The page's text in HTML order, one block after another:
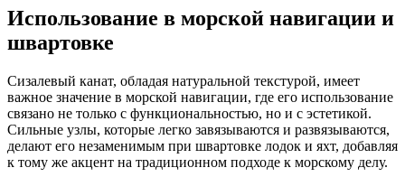
Использование в морской навигации и
швартовке
Сизалевый канат, обладая натуральной текстурой, имеет
важное значение в морской навигации, где его использование
связано не только с функциональностью, но и с эстетикой.
Сильные узлы, которые легко завязываются и развязываются,
делают его незаменимым при швартовке лодок и яхт, добавляя
к тому же акцент на традиционном подходе к морскому делу.